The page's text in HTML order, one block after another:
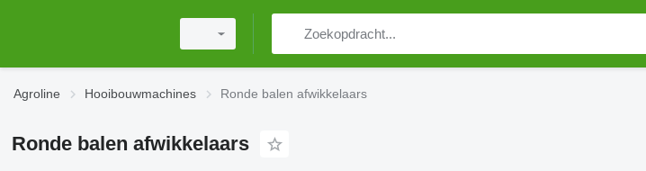
Agroline Hooibouwmachines Ronde balen afwikkelaars
Ronde balen afwikkelaars